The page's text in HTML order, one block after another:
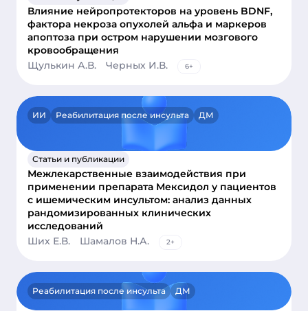
Влияние нейропротекторов на уровень BDNF,
фактора некроза опухолей альфа и маркеров
апоптоза при остром нарушении мозгового
кровообращения
Щулькин А.В.
Черных И.В. 6+
ИИ Реабилитация после инсульта ДМ
Статьи и публикации
Межлекарственные взаимодействия при
применении препарата Мексидол у пациентов
с ишемическим инсультом: анализ данных
рандомизированных клинических
исследований
Ших Е.В.
Шамалов Н.А. 2+
Реабилитация после инсульта ДМ